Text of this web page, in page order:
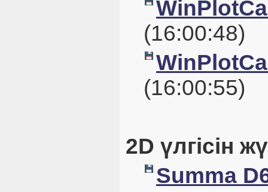
(16:00:48)
(16:00:55)
2D үлгісін
Summa